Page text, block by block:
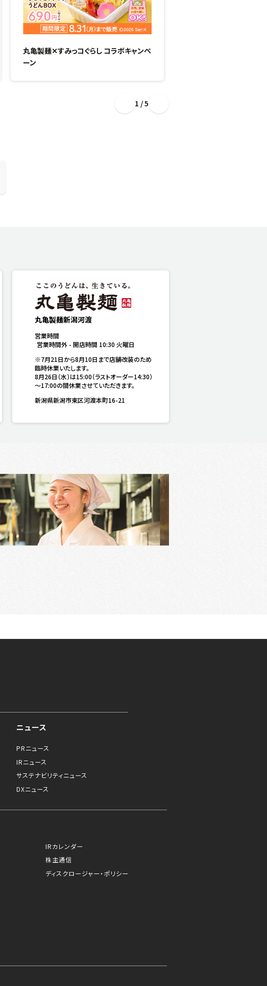
丸亀製麺✕すみっコぐらし コラボキャンペ
ーン
1 / 5
丸亀製麺新潟河渡
営業時間
営業時間外 -開店時間 10:30 火曜日
※7月21日から8月10日まで店舗改装のため
臨時休業いたします。
8月26日（水）は15:00（ラストオーダー14:30）
～17:00の間休業させていただきます。
新潟県新潟市東区河渡本町16-21
ニュース
PRニュース
IRニュース
サステナビリティニュース
DXニュース
IRカレンダー
株主通信
ディスクロージャー・ポリシー